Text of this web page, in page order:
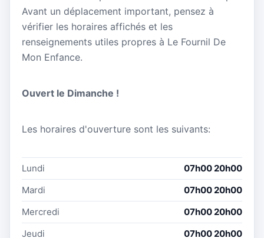
Avant un déplacement important, pensez à
vérifier les horaires affichés et les
renseignements utiles propres à Le Fournil De
Mon Enfance.
Ouvert le Dimanche !
Les horaires d'ouverture sont les suivants:
Lundi
07h00 20h00
Mardi
07h00 20h00
Mercredi
07h00 20h00
Jeudi
07h00 20h00